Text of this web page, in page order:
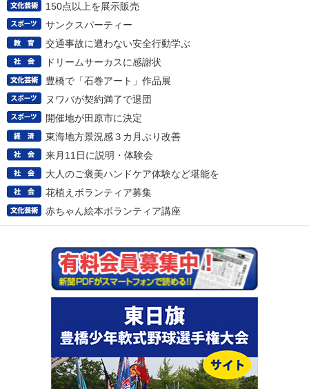
150点以上を展示販売
サンクスパーティー
交通事故に遭わない安全行動学ぶ
ドリームサーカスに感謝状
豊橋で「石巻アート」作品展
ヌワバが契約満了で退団
開催地が田原市に決定
東海地方景況感３カ月ぶり改善
来月11日に説明・体験会
大人のご褒美ハンドケア体験など堪能を
花植えボランティア募集
赤ちゃん絵本ボランティア講座